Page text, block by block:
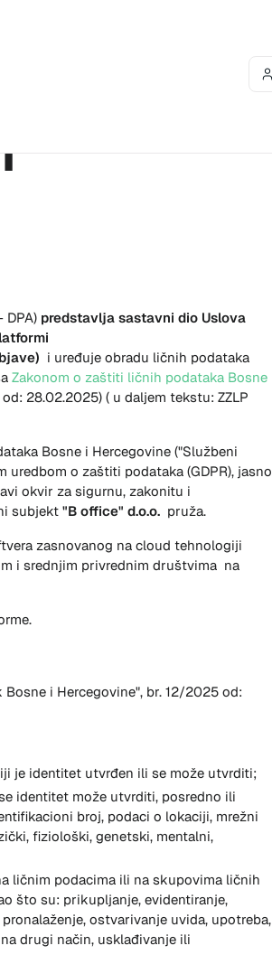
DPA) predstavlja sastavni dio Uslova
i uređuje obradu ličnih podataka
Zakonom o zaštiti ličnih podataka Bosne
28.02.2025) ( u daljem tekstu: ZZLP
Bosne i Hercegovine ("Službeni
uredbom o zaštiti podataka (GDPR), jasno
okvir za sigurnu, zakonitu i
subjekt "B office" d.o.o. pruža.
zasnovanog na cloud tehnologiji
i srednjim privrednim društvima na
i Hercegovine", br. 12/2025 od:
je identitet utvrđen ili se može utvrditi;
identitet može utvrditi, posredno ili
broj, podaci o lokaciji, mrežni
fiziološki, genetski, mentalni,
ličnim podacima ili na skupovima ličnih
što su: prikupljanje, evidentiranje,
ostvarivanje uvida, upotreba,
drugi način, usklađivanje ili